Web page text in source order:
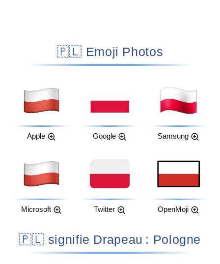
🇵🇱 Emoji Photos
Apple Google Samsung
Microsoft Twitter OpenMoji
🇵🇱 signifie Drapeau : Pologne